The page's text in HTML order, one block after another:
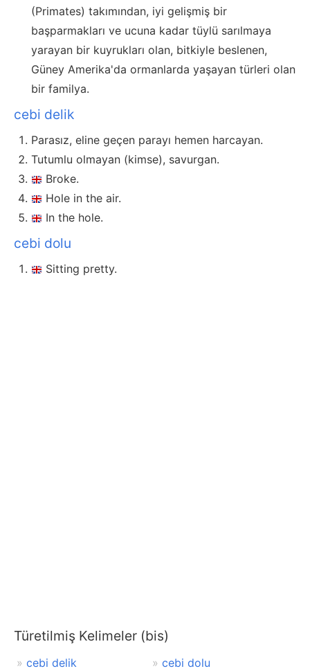
(Primates) takımından, iyi gelişmiş bir
başparmakları ve ucuna kadar tüylü sarılmaya
yarayan bir kuyrukları olan, bitkiyle beslenen,
Güney Amerika'da ormanlarda yaşayan türleri olan
bir familya.
cebi delik
Parasız, eline geçen parayı hemen harcayan.
Tutumlu olmayan (kimse), savurgan.
Broke.
Hole in the air.
In the hole.
cebi dolu
Sitting pretty.
Türetilmiş Kelimeler (bis)
cebi delik
cebi dolu